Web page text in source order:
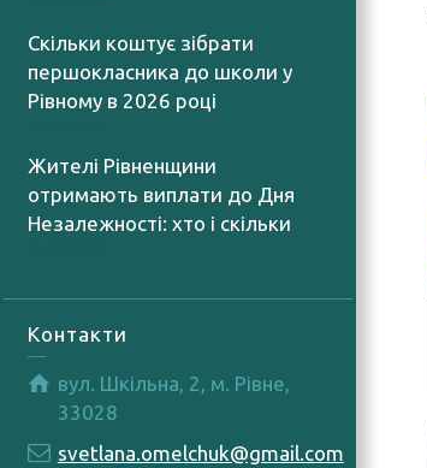
Скільки коштує зібрати
першокласника до школи у
Рівному в 2026 році
Жителі Рівненщини
отримають виплати до Дня
Незалежності: хто і скільки
Контакти
вул. Шкільна, 2, м. Рівне,
33028
svetlana.omelchuk@gmail.com